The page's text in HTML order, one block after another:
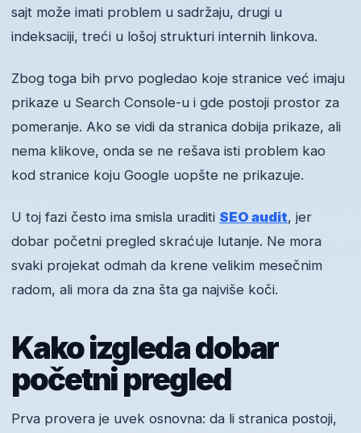
sajt može imati problem u sadržaju, drugi u
indeksaciji, treći u lošoj strukturi internih linkova.
Zbog toga bih prvo pogledao koje stranice već imaju
prikaze u Search Console-u i gde postoji prostor za
pomeranje. Ako se vidi da stranica dobija prikaze, ali
nema klikove, onda se ne rešava isti problem kao
kod stranice koju Google uopšte ne prikazuje.
U toj fazi često ima smisla uraditi SEO audit, jer
dobar početni pregled skraćuje lutanje. Ne mora
svaki projekat odmah da krene velikim mesečnim
radom, ali mora da zna šta ga najviše koči.
Kako izgleda dobar
početni pregled
Prva provera je uvek osnovna: da li stranica postoji,